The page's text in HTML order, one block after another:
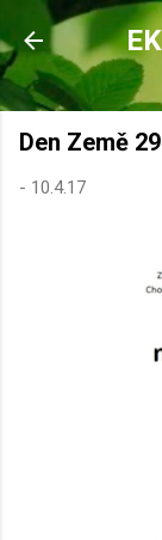
Den Země
- 10.4.17